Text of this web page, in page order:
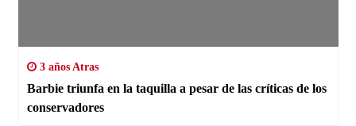
3 años Atras
Barbie triunfa en la taquilla a pesar de las críticas de los
conservadores